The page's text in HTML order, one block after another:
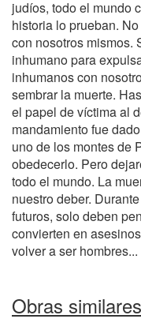
judíos, todo el mundo
historia lo prueban.
con nosotros mismos.
inhumano para
inhumanos con
sembrar la muerte.
el papel de víctima al
mandamiento fue
uno de los montes de
obedecerlo. Pero
todo el mundo. La
nuestro deber.
futuros, solo deben
convierten en
volver a ser hombres...
Obras similares